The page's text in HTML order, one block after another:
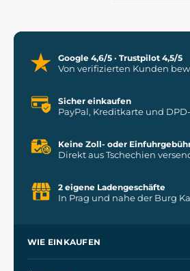
Google 4,6/5 · Trustpilot 4,5/5
Von verifizierten Kunden
Sicher einkaufen
PayPal, Kreditkarte und
Keine Zoll- oder
Direkt aus Tschechien
2 eigene Ladengeschäfte
In Prag und nahe der Burg
WIE EINKAUFEN